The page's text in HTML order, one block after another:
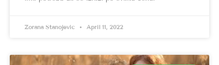
Zorana Stanojević April 11, 2022